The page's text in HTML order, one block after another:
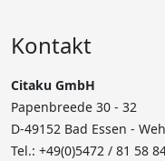
Kontakt
Citaku GmbH
Papenbreede 30 - 32
D-49152 Bad Essen -
Tel.: +49(0)5472 / 81 58